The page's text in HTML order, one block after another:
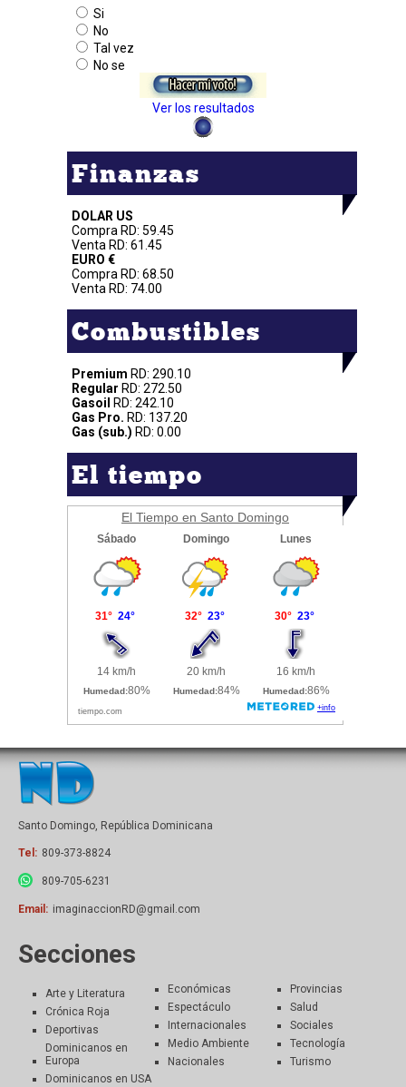
Si
No
Tal vez
No se
Ver los resultados
Finanzas
DOLAR US
Compra RD: 59.45
Venta RD: 61.45
EURO €
Compra RD: 68.50
Venta RD: 74.00
Combustibles
Premium RD: 290.10
Regular RD: 272.50
Gasoil
RD: 242.10
Gas Pro. RD: 137.20
Gas (sub.) RD: 0.00
El tiempo
El Tiempo en Santo Domingo
Santo Domingo, República Dominicana
Tel: 809-373-8824
809-705-6231
Email: imaginaccionRD@gmail.com
Secciones
Arte y Literatura
Crónica Roja
Deportivas
Dominicanos en
Europa
Dominicanos en USA
Económicas
Espectáculo
Internacionales
Medio Ambiente
Nacionales
Provincias
Salud
Sociales
Tecnología
Turismo